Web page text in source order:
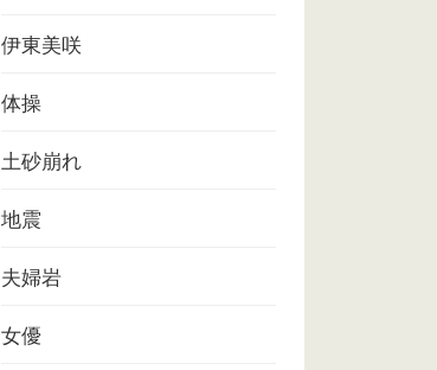
伊東美咲
体操
土砂崩れ
地震
夫婦岩
女優